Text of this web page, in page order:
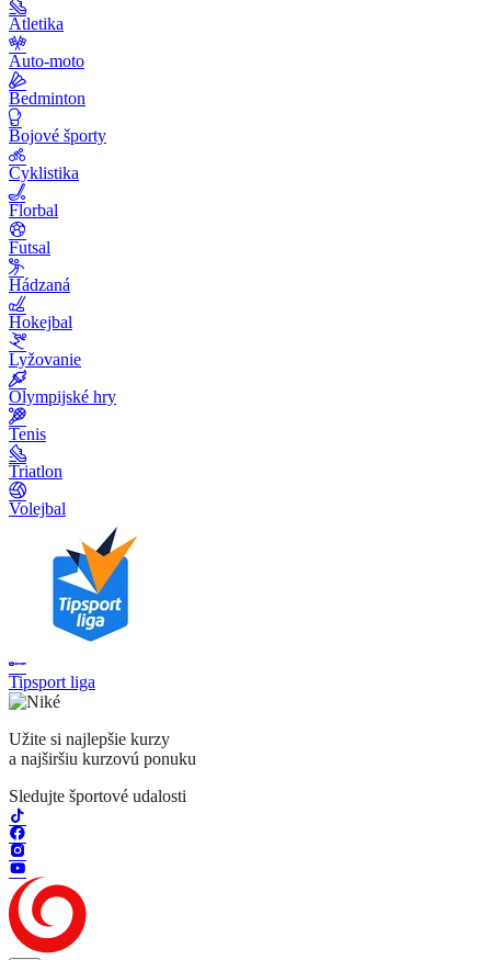
Atletika
Auto-moto
Bedminton
Bojové športy
Cyklistika
Florbal
Futsal
Hádzaná
Hokejbal
Lyžovanie
Olympijské hry
Tenis
Triatlon
Volejbal
Tipsport liga
Užite si najlepšie kurzy
a najširšiu kurzovú ponuku
Sledujte športové udalosti